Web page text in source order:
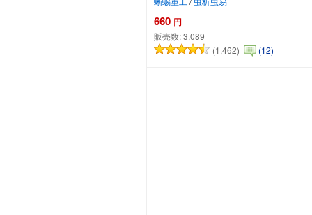
660 円
販売数:3,089
(1,462)
(12)
カートに追加